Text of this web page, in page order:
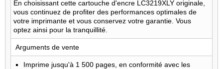
En choisissant cette cartouche d'encre LC3219XLY originale,
vous continuez de profiter des performances optimales de
votre imprimante et vous conservez votre garantie. Vous
optez ainsi pour la tranquillité.
Arguments de vente
Imprime jusqu'à 1 500 pages, en conformité avec les